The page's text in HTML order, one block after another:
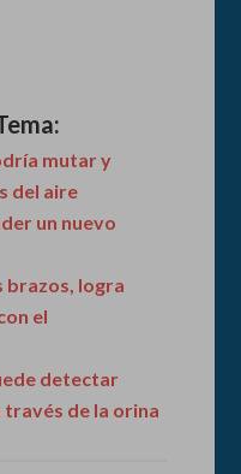
mutar y
del aire
un nuevo
brazos, logra
el
detectar
de la orina